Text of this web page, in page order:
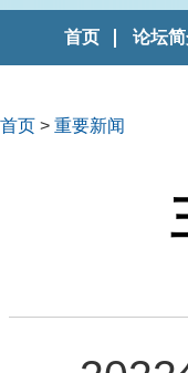
首页 论坛
首页 > 重要新闻